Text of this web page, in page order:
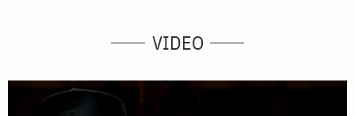
VIDEO